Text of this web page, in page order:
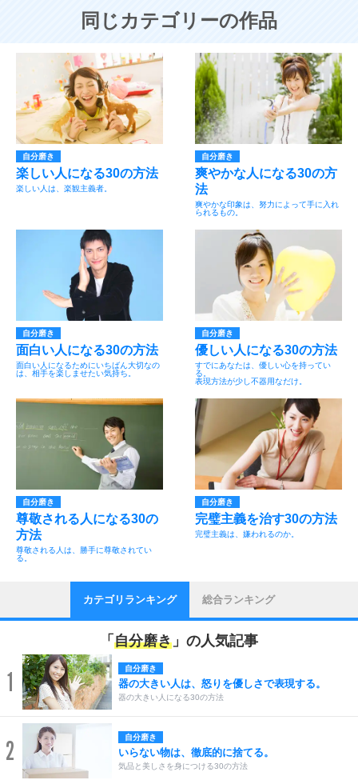
同じカテゴリーの作品
自分磨き
楽しい人になる30の方法
楽しい人は、楽観主義者。
自分磨き
爽やかな人になる30の方
法
爽やかな印象は、努力によって手に入れ
られるもの。
自分磨き
面白い人になる30の方法
面白い人になるためにいちばん大切なの
は、相手を楽しませたい気持ち。
自分磨き
優しい人になる30の方法
すでにあなたは、優しい心を持ってい
る。
表現方法が少し不器用なだけ。
自分磨き
尊敬される人になる30の
方法
尊敬される人は、勝手に尊敬されてい
る。
自分磨き
完璧主義を治す30の方法
完璧主義は、嫌われるのか。
カテゴリランキング 総合ランキング
「 自分磨き 」の人気記事
1 自分磨き
器の大きい人は、怒りを優しさで表現する。
器の大きい人になる30の方法
2 自分磨き
いらない物は、徹底的に捨てる。
気品と美しさを身につける30の方法